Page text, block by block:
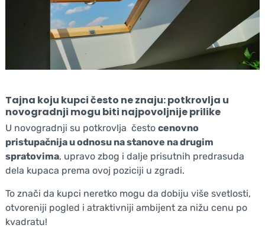
Tajna koju kupci često ne znaju: potkrovlja u
novogradnji mogu biti najpovoljnije prilike
U novogradnji su potkrovlja često cenovno
pristupačnija u odnosu na stanove na drugim
spratovima, upravo zbog i dalje prisutnih predrasuda
dela kupaca prema ovoj poziciji u zgradi.
To znači da kupci neretko mogu da dobiju više svetlosti,
otvoreniji pogled i atraktivniji ambijent za nižu cenu po
kvadratu!